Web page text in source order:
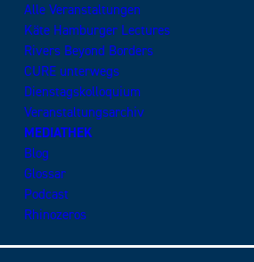
Alle Veranstaltungen
Käte Hamburger Lectures
Rivers Beyond Borders
CURE unterwegs
Dienstagskolloquium
Veranstaltungsarchiv
MEDIATHEK
Blog
Glossar
Podcast
Rhinozeros